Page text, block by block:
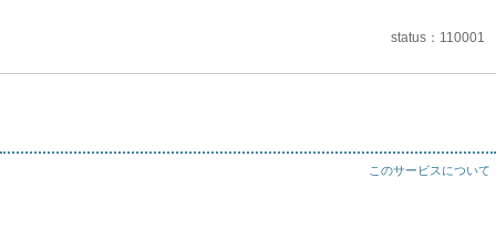
status 110001
このサービスについて